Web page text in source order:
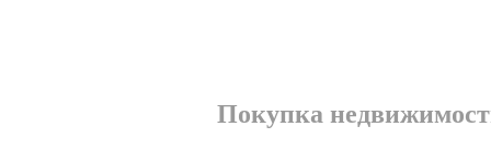
Покупка